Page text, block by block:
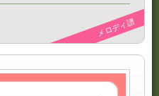
メロディ譜